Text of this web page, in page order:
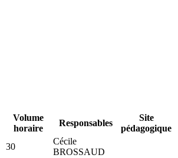
Volume
horaire
Responsables
Site
pédagogique
30
Cécile
BROSSAUD